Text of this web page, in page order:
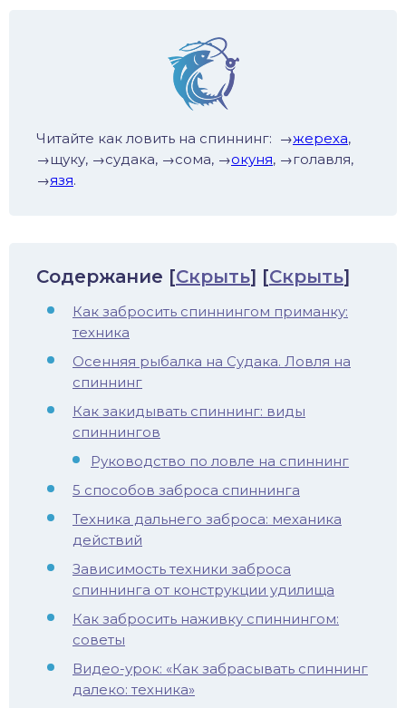
Читайте как ловить на спиннинг: →жереха,
→щуку, →судака, →сома, →окуня, →голавля,
→язя.
Содержание [Скрыть] [Скрыть]
Как забросить спиннингом приманку:
техника
Осенняя рыбалка на Судака. Ловля на
спиннинг
Как закидывать спиннинг: виды
спиннингов
Руководство по ловле на спиннинг
5 способов заброса спиннинга
Техника дальнего заброса: механика
действий
Зависимость техники заброса
спиннинга от конструкции удилища
Как забросить наживку спиннингом:
советы
Видео-урок: «Как забрасывать спиннинг
далеко: техника»